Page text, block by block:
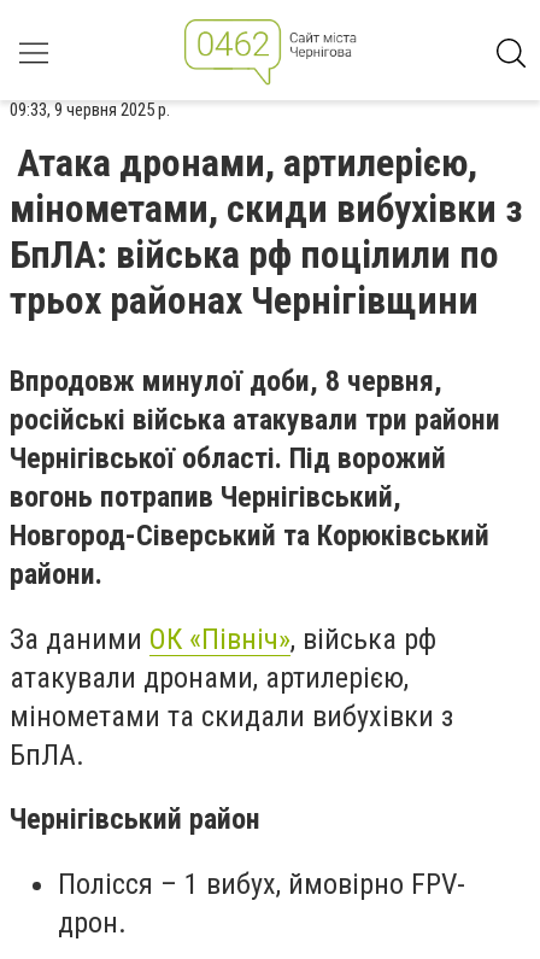
09:33, 9 червня 2025 р.
Атака дронами, артилерією,
мінометами, скиди вибухівки з
БпЛА: війська рф поцілили по
трьох районах Чернігівщини
Впродовж минулої доби, 8 червня,
російські війська атакували три райони
Чернігівської області. Під ворожий
вогонь потрапив Чернігівський,
Новгород-Сіверський та Корюківський
райони.
За даними ОК «Північ», війська рф
атакували дронами, артилерією,
мінометами та скидали вибухівки з
БпЛА.
Чернігівський район
Полісся – 1 вибух, ймовірно FPV-
дрон.